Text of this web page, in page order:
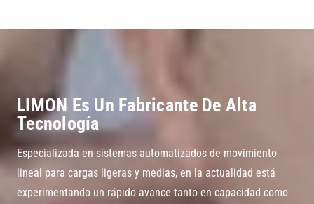
LIMON Es Un Fabricante De Alta
Tecnología
Especializada en sistemas automatizados de movimiento
lineal para cargas ligeras y medias, en la actualidad está
experimentando un rápido avance tanto en capacidad como